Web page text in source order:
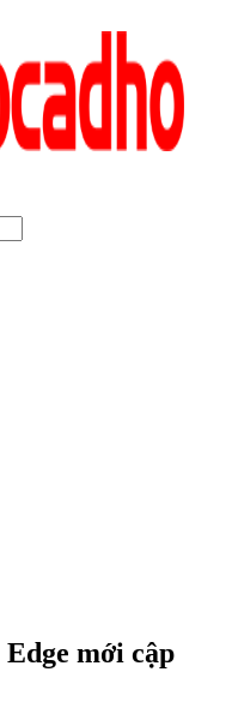
mới cập